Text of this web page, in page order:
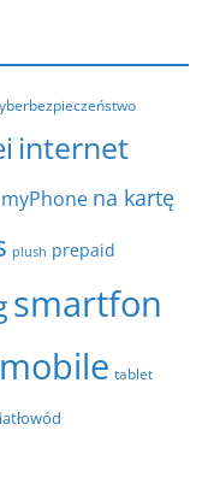
internet
myPhone na kartę
plush prepaid
smartfon
tablet